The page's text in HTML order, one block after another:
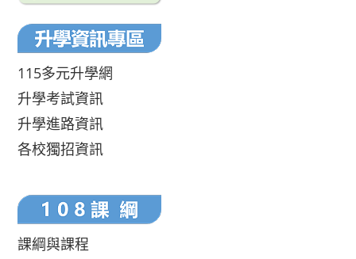
115多元升學網
升學考試資訊
升學進路資訊
各校獨招資訊
課綱與課程